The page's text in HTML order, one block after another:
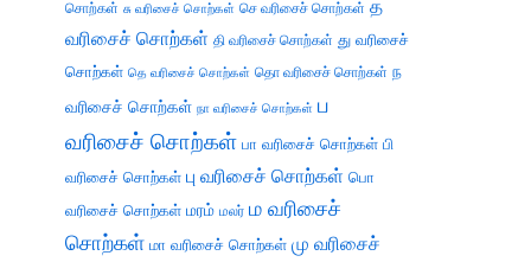
சொற்கள் சு வரிசைச் சொற்கள் செ வரிசைச் சொற்கள் த
வரிசைச் சொற்கள் தி வரிசைச் சொற்கள் து வரிசைச்
சொற்கள் தெ வரிசைச் சொற்கள் தொ வரிசைச் சொற்கள் ந
வரிசைச் சொற்கள் நா வரிசைச் சொற்கள் ப
வரிசைச் சொற்கள் பா வரிசைச் சொற்கள் பி
வரிசைச் சொற்கள் பு வரிசைச் சொற்கள் பொ
வரிசைச் சொற்கள் மரம் மலர் ம வரிசைச்
சொற்கள் மா வரிசைச் சொற்கள் மு வரிசைச்